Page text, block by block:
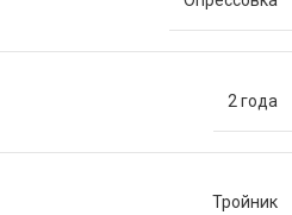
2 года
Тройник